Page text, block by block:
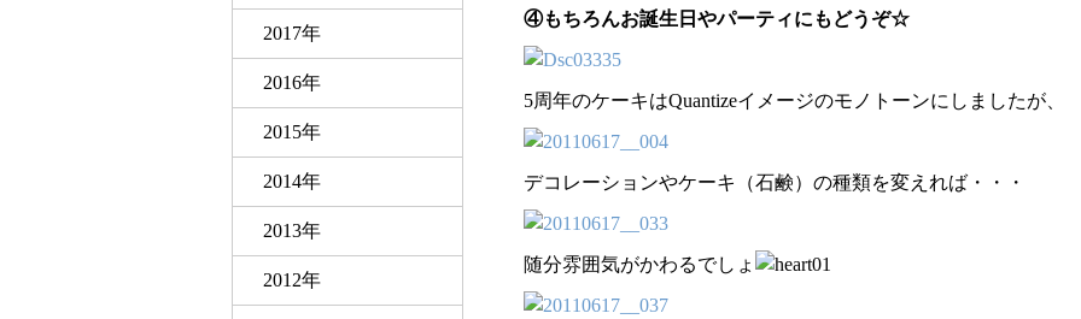
④もちろんお誕生日やパーティにもどうぞ☆
5周年のケーキはQuantizeイメージのモノトーンにしましたが、
デコレーションやケーキ（石鹸）の種類を変えれば・・・
随分雰囲気がかわるでしょ
2017年
2016年
2015年
2014年
2013年
2012年